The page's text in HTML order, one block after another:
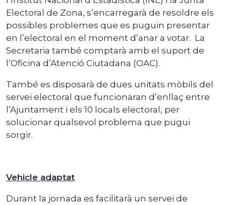
Electoral de Zona, s’encarregarà de resoldre els
possibles problemes que es puguin presentar
en l’electoral en el moment d’anar a votar. La
Secretaria també comptarà amb el suport de
l’Oficina d’Atenció Ciutadana (OAC).
També es disposarà de dues unitats mòbils del
servei electoral que funcionaran d’enllaç entre
l’Ajuntament i els 10 locals electoral, per
solucionar qualsevol problema que pugui
sorgir.
Vehicle adaptat
Durant la jornada es facilitarà un servei de